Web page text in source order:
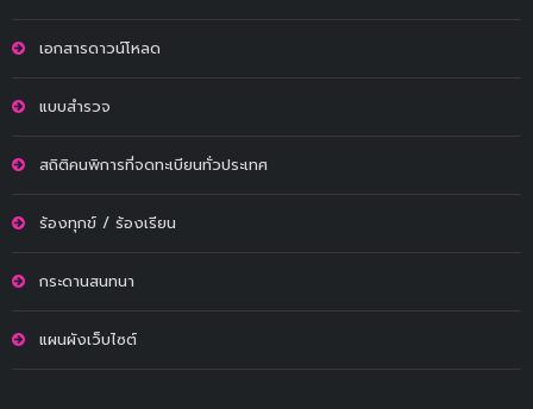
เอกสารดาวน์โหลด
แบบสำรวจ
สถิติคนพิการที่จดทะเบียนทั่วประเทศ
ร้องทุกข์ / ร้องเรียน
กระดานสนทนา
แผนผังเว็บไซต์